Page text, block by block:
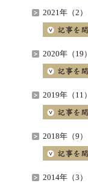
2021年（2）
2020年（19）
2019年（11）
2018年（9）
2014年（3）